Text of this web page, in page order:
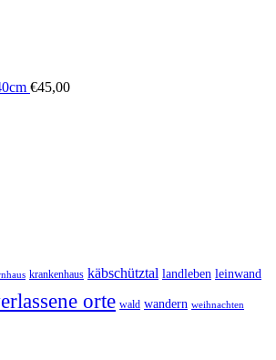
€45,00
krankenhaus käbschütztal landleben leinwand
orte wald wandern weihnachten